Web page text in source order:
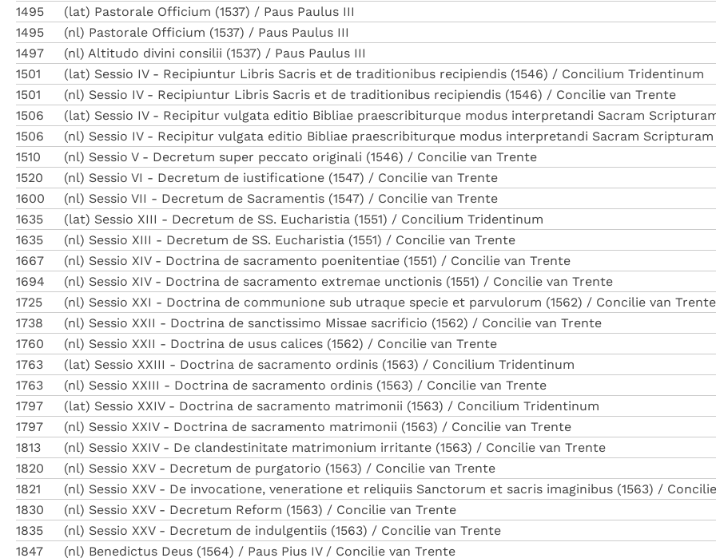
1495
(lat) Pastorale Officium (1537) / Paus Paulus III
1495
(nl) Pastorale Officium (1537) / Paus Paulus III
1497
(nl) Altitudo divini consilii (1537) / Paus Paulus III
1501
(lat) Sessio IV - Recipiuntur Libris Sacris et de traditionibus recipiendis (1546) / Concilium Tridentinum
1501
(nl) Sessio IV - Recipiuntur Libris Sacris et de traditionibus recipiendis (1546) / Concilie van Trente
1506
(lat) Sessio IV - Recipitur vulgata editio Bibliae praescribiturque modus interpretandi Sacram
1506
(nl) Sessio IV - Recipitur vulgata editio Bibliae praescribiturque modus interpretandi Sacram
1510
(nl) Sessio V - Decretum super peccato originali (1546) / Concilie van Trente
1520
(nl) Sessio VI - Decretum de iustificatione (1547) / Concilie van Trente
1600
(nl) Sessio VII - Decretum de Sacramentis (1547) / Concilie van Trente
1635
(lat) Sessio XIII - Decretum de SS. Eucharistia (1551) / Concilium Tridentinum
1635
(nl) Sessio XIII - Decretum de SS. Eucharistia (1551) / Concilie van Trente
1667
(nl) Sessio XIV - Doctrina de sacramento poenitentiae (1551) / Concilie van Trente
1694
(nl) Sessio XIV - Doctrina de sacramento extremae unctionis (1551) / Concilie van Trente
1725
(nl) Sessio XXI - Doctrina de communione sub utraque specie et parvulorum (1562) / Concilie van Trente
1738
(nl) Sessio XXII - Doctrina de sanctissimo Missae sacrificio (1562) / Concilie van Trente
1760
(nl) Sessio XXII - Doctrina de usus calices (1562) / Concilie van Trente
1763
(lat) Sessio XXIII - Doctrina de sacramento ordinis (1563) / Concilium Tridentinum
1763
(nl) Sessio XXIII - Doctrina de sacramento ordinis (1563) / Concilie van Trente
1797
(lat) Sessio XXIV - Doctrina de sacramento matrimonii (1563) / Concilium Tridentinum
1797
(nl) Sessio XXIV - Doctrina de sacramento matrimonii (1563) / Concilie van Trente
1813
(nl) Sessio XXIV - De clandestinitate matrimonium irritante (1563) / Concilie van Trente
1820
(nl) Sessio XXV - Decretum de purgatorio (1563) / Concilie van Trente
1821
(nl) Sessio XXV - De invocatione, veneratione et reliquiis Sanctorum et sacris imaginibus (1563) /
1830
(nl) Sessio XXV - Decretum Reform (1563) / Concilie van Trente
1835
(nl) Sessio XXV - Decretum de indulgentiis (1563) / Concilie van Trente
1847
(nl) Benedictus Deus (1564) / Paus Pius IV / Concilie van Trente